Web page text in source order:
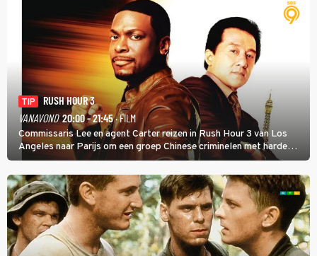
TIP
RUSH HOUR 3
VANAVOND 20:00 - 21:45· FILM
Commissaris Lee en agent Carter reizen in Rush Hour 3 van Los
Angeles naar Parijs om een groep Chinese criminelen met harde
hand aan te pakken.